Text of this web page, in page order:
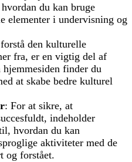
du kan bruge
elementer i undervisning og
den kulturelle
fra, er en vigtig del af
hjemmesiden finder du
at skabe bedre kulturel
: For at sikre, at
indeholder
hvordan du kan
aktiviteter med de
og forstået.